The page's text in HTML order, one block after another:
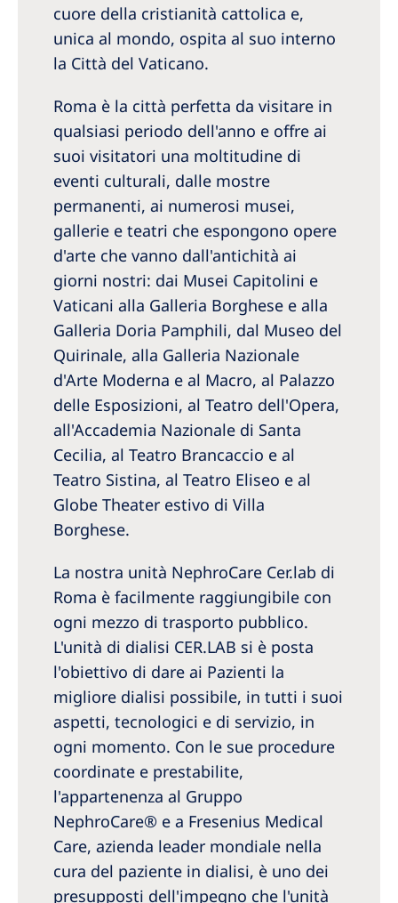
Spain
Sweden
United Kingdom
Asia Pacific
Asia Pacific
Australia
Philippines
North America
United States of America
NephroCare International
Global Website
cuore della cristianità cattolica e,
unica al mondo, ospita al suo interno
la Città del Vaticano.
Roma è la città perfetta da visitare in
qualsiasi periodo dell'anno e offre ai
suoi visitatori una moltitudine di
eventi culturali, dalle mostre
permanenti, ai numerosi musei,
gallerie e teatri che espongono opere
d'arte che vanno dall'antichità ai
giorni nostri: dai Musei Capitolini e
Vaticani alla Galleria Borghese e alla
Galleria Doria Pamphili, dal Museo del
Quirinale, alla Galleria Nazionale
d'Arte Moderna e al Macro, al Palazzo
delle Esposizioni, al Teatro dell'Opera,
all'Accademia Nazionale di Santa
Cecilia, al Teatro Brancaccio e al
Teatro Sistina, al Teatro Eliseo e al
Globe Theater estivo di Villa
Borghese.
La nostra unità NephroCare Cer.lab di
Roma è facilmente raggiungibile con
ogni mezzo di trasporto pubblico.
L'unità di dialisi CER.LAB si è posta
l'obiettivo di dare ai Pazienti la
migliore dialisi possibile, in tutti i suoi
aspetti, tecnologici e di servizio, in
ogni momento. Con le sue procedure
coordinate e prestabilite,
l'appartenenza al Gruppo
NephroCare® e a Fresenius Medical
Care, azienda leader mondiale nella
cura del paziente in dialisi, è uno dei
presupposti dell'impegno che l'unità